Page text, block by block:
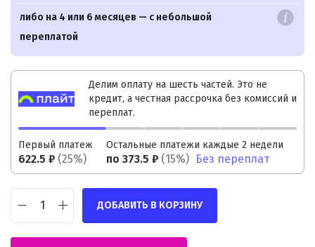
либо на 4 или 6 месяцев — с небольшой
переплатой
Делим оплату на шесть частей. Это не
кредит, а честная рассрочка без комиссий и
переплат.
Первый платеж
622.5 ₽ (25%)
Остальные платежи каждые 2 недели
по 373.5 ₽ (15%) Без переплат
ДОБАВИТЬ В КОРЗИНУ